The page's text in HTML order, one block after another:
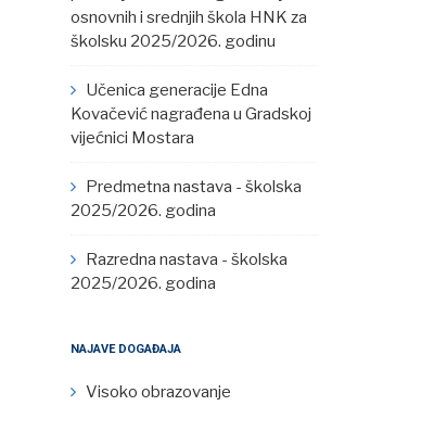
osnovnih i srednjih škola HNK za
školsku 2025/2026. godinu
Učenica generacije Edna
Kovačević nagrađena u Gradskoj
vijećnici Mostara
Predmetna nastava - školska
2025/2026. godina
Razredna nastava - školska
2025/2026. godina
NAJAVE DOGAĐAJA
Visoko obrazovanje